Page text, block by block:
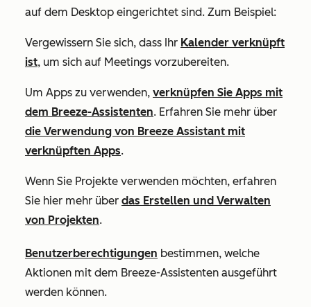
auf dem Desktop eingerichtet sind. Zum Beispiel:
Vergewissern Sie sich, dass Ihr Kalender verknüpft
ist, um sich auf Meetings vorzubereiten.
Um Apps zu verwenden, verknüpfen Sie Apps mit
dem Breeze-Assistenten. Erfahren Sie mehr über
die Verwendung von Breeze Assistant mit
verknüpften Apps.
Wenn Sie Projekte verwenden möchten, erfahren
Sie hier mehr über das Erstellen und Verwalten
von Projekten.
Benutzerberechtigungen bestimmen, welche
Aktionen mit dem Breeze-Assistenten ausgeführt
werden können.